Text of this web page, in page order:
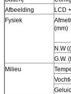
Afbeelding
LCD
Fysiek
(mm)
N.W
G.W.
Milieu